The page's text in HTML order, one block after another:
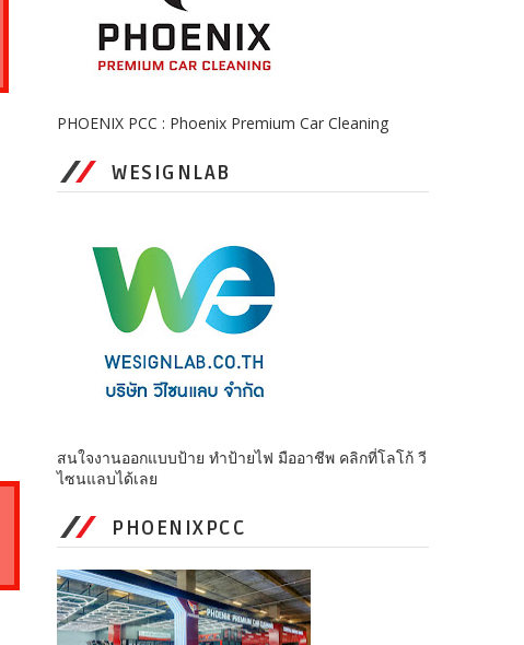
PHOENIX PCC : Phoenix Premium Car Cleaning
WESIGNLAB
สนใจงานออกแบบป้าย ทำป้ายไฟ มืออาชีพ คลิกที่โลโก้ วี
ไซนแลบได้เลย
PHOENIXPCC